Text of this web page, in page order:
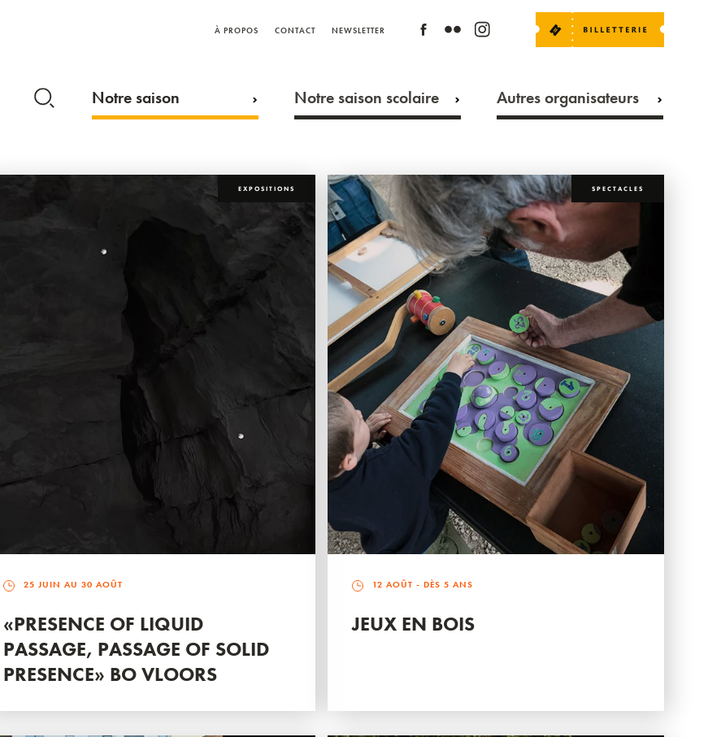
À PROPOS CONTACT NEWSLETTER
Notre saison Notre saison scolaire Autres organisateurs
EXPOSITIONS
25 JUIN AU 30 AOÛT
«PRESENCE OF LIQUID
PASSAGE, PASSAGE OF SOLID
PRESENCE» BO VLOORS
SPECTACLES
12 AOÛT - DÈS 5 ANS
JEUX EN BOIS